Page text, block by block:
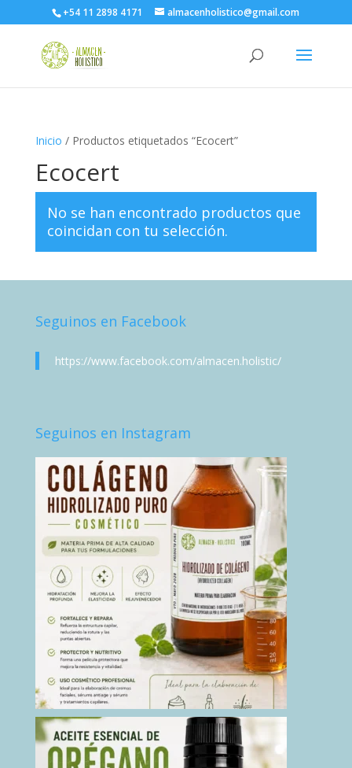
+54 11 2898 4171 almacenholistico@gmail.com
Inicio / Productos etiquetados “Ecocert”
Ecocert
No se han encontrado productos que
coincidan con tu selección.
Seguinos en Facebook
https://www.facebook.com/almacen.holistic/
Seguinos en Instagram